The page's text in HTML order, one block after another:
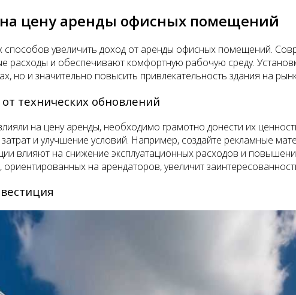
цену аренды офисных помещений
увеличить доход от аренды офисных помещений.
расходы и обеспечивают комфортную рабочую среду.
но и значительно повысить привлекательность здания на
технических обновлений
на цену аренды, необходимо грамотно донести их
и улучшение условий. Например, создайте рекламные
влияют на снижение эксплуатационных расходов и
на арендаторов, увеличит